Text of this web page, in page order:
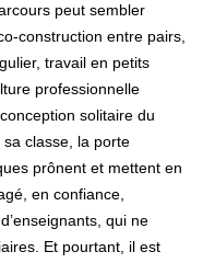
peut sembler
construction entre pairs,
travail en petits
professionnelle
solitaire du
classe, la porte
prônent et mettent en
en confiance,
qui ne
Et pourtant, il est